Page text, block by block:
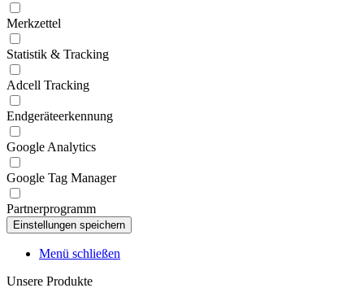
Merkzettel
Statistik & Tracking
Adcell Tracking
Endgeräteerkennung
Google Analytics
Google Tag Manager
Partnerprogramm
Menü schließen
Unsere Produkte